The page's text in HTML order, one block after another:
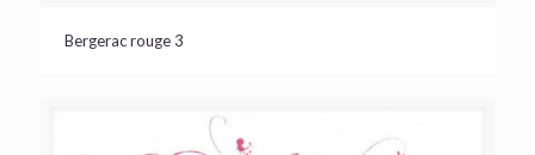
Bergerac rouge 3